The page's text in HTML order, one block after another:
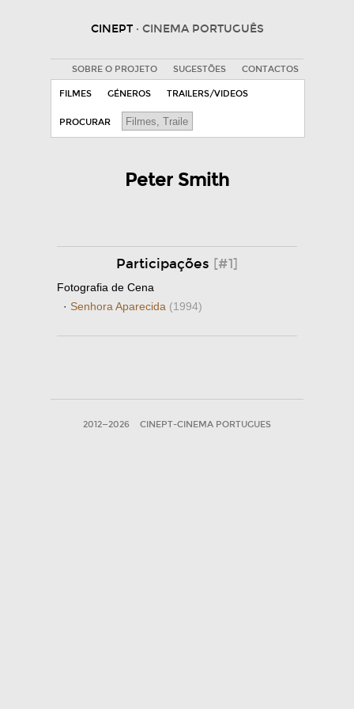
CINEPT · CINEMA PORTUGUÊS
SOBRE O PROJETO SUGESTÕES CONTACTOS
FILMES GÉNEROS TRAILERS/VIDEOS
PROCURAR
Peter Smith
Participações [#1]
Fotografia de Cena
· Senhora Aparecida (1994)
2012—2026 CINEPT-CINEMA PORTUGUES